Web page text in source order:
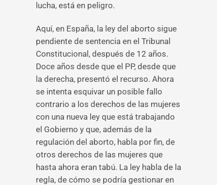
lucha, está en peligro.
Aquí, en España, la ley del aborto sigue
pendiente de sentencia en el Tribunal
Constitucional, después de 12 años.
Doce años desde que el PP, desde que
la derecha, presentó el recurso. Ahora
se intenta esquivar un posible fallo
contrario a los derechos de las mujeres
con una nueva ley que está trabajando
el Gobierno y que, además de la
regulación del aborto, habla por fin, de
otros derechos de las mujeres que
hasta ahora eran tabú. La ley habla de la
regla, de cómo se podría gestionar en